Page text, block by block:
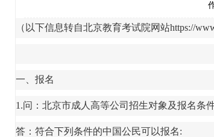
（以下信息转自北京教育考试院网站https://
一、报名
1.问：北京市成人高等公司招生对象及报名条
答：符合下列条件的中国公民可以报名: